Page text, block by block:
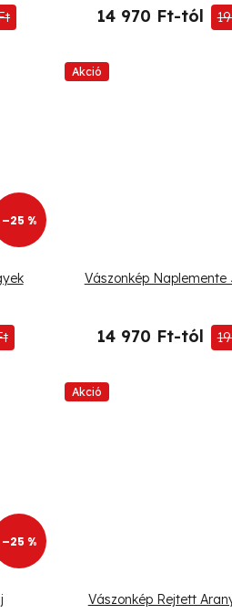
14 970 Ft-tól
–25 %
Akció
Vászonkép Naplemente
14 970 Ft-tól
–25 %
Akció
Vászonkép Rejtett